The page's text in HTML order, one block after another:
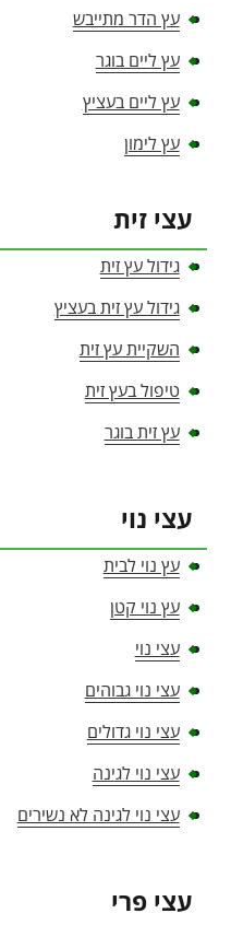
עץ הדר מתייבש
עץ ליים בוגר
עץ ליים בעציץ
עץ לימון
עצי זית
גידול עץ זית
גידול עץ זית בעציץ
השקיית עץ זית
טיפול בעץ זית
עץ זית בוגר
עצי נוי
עץ נוי לבית
עץ נוי קטן
עצי נוי
עצי נוי גבוהים
עצי נוי גדולים
עצי נוי לגינה
עצי נוי לגינה לא נשירים
עצי פרי